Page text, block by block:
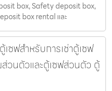
box, Safety deposit box,
box rental และ
ซฟสำหรับการเช่าตู้เซฟ
วนตัวและตู้เซฟส่วนตัว ตู้